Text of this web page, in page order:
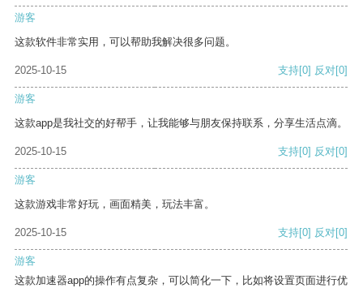
游客
这款软件非常实用，可以帮助我解决很多问题。
2025-10-15 支持[0] 反对[0]
游客
这款app是我社交的好帮手，让我能够与朋友保持联系，分享生活点滴。
2025-10-15 支持[0] 反对[0]
游客
这款游戏非常好玩，画面精美，玩法丰富。
2025-10-15 支持[0] 反对[0]
游客
这款加速器app的操作有点复杂，可以简化一下，比如将设置页面进行优